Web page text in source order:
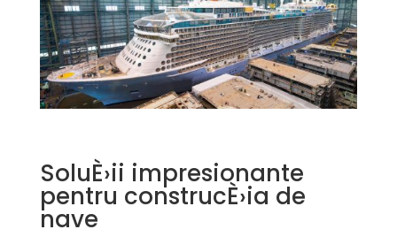
SoluÈ›ii impresionante
pentru construcÈ›ia de
nave